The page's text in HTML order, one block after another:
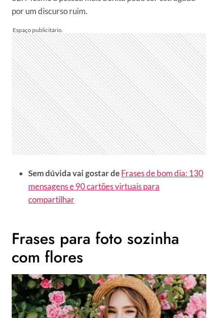
por um discurso ruim.
Sem dúvida vai gostar deFrases de bom dia: 130
mensagens e 90 cartões virtuais para
compartilhar
Frases para foto sozinha
com flores